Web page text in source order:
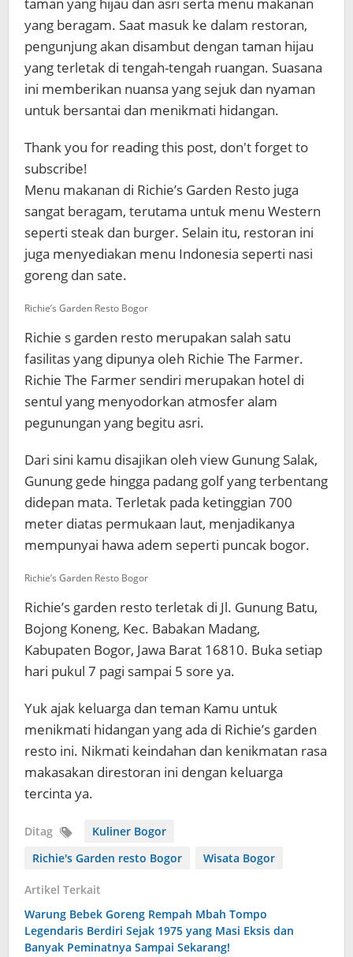
yang beragam. Saat masuk ke dalam restoran,
pengunjung akan disambut dengan taman hijau
yang terletak di tengah-tengah ruangan. Suasana
ini memberikan nuansa yang sejuk dan nyaman
untuk bersantai dan menikmati hidangan.
Thank you for reading this post, don't forget to
subscribe!
Menu makanan di Richie’s Garden Resto juga
sangat beragam, terutama untuk menu Western
seperti steak dan burger. Selain itu, restoran ini
juga menyediakan menu Indonesia seperti nasi
goreng dan sate.
Richie’s Garden Resto Bogor
Richie s garden resto merupakan salah satu
fasilitas yang dipunya oleh Richie The Farmer.
Richie The Farmer sendiri merupakan hotel di
sentul yang menyodorkan atmosfer alam
pegunungan yang begitu asri.
Dari sini kamu disajikan oleh view Gunung Salak,
Gunung gede hingga padang golf yang terbentang
didepan mata. Terletak pada ketinggian 700
meter diatas permukaan laut, menjadikanya
mempunyai hawa adem seperti puncak bogor.
Richie’s Garden Resto Bogor
Richie’s garden resto terletak di Jl. Gunung Batu,
Bojong Koneng, Kec. Babakan Madang,
Kabupaten Bogor, Jawa Barat 16810. Buka setiap
hari pukul 7 pagi sampai 5 sore ya.
Yuk ajak keluarga dan teman Kamu untuk
menikmati hidangan yang ada di Richie’s garden
resto ini. Nikmati keindahan dan kenikmatan rasa
makasakan direstoran ini dengan keluarga
tercinta ya.
Ditag
Kuliner Bogor
Richie's Garden resto Bogor
Wisata Bogor
Artikel Terkait
Warung Bebek Goreng Rempah Mbah Tompo
Legendaris Berdiri Sejak 1975 yang Masi Eksis dan
Banyak Peminatnya Sampai Sekarang!